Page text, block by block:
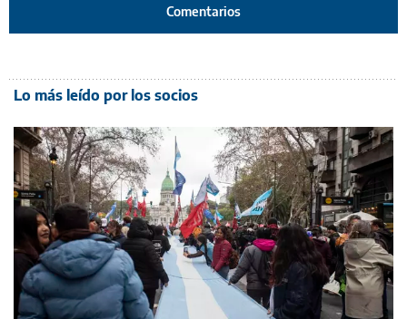
Comentarios
Lo más leído por los socios